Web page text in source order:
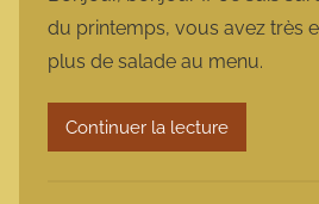
r
m
a
r
m
du printemps, vous avez très
plus de salade au menu.
Continuer la lecture